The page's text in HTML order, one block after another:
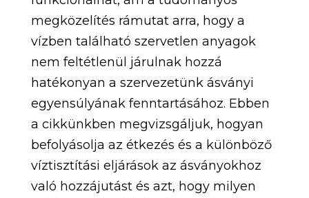
megközelítés rámutat arra, hogy a
vízben található szervetlen anyagok
nem feltétlenül járulnak hozzá
hatékonyan a szervezetünk ásványi
egyensúlyának fenntartásához. Ebben
a cikkünkben megvizsgáljuk, hogyan
befolyásolja az étkezés és a különböző
víztisztítási eljárások az ásványokhoz
való hozzájutást és azt, hogy milyen